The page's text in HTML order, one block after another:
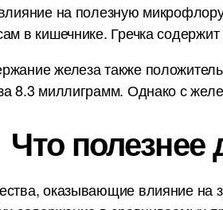
на полезную
в кишечнике. Гречка
железа также
8.3 миллиграмм. Однако с
Что полезнее
оказывающие влияние на